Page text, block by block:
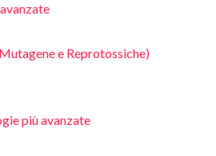
e Reprotossiche)
più avanzate